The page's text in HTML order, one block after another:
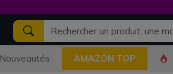
Nouveautés AMAZON TOP